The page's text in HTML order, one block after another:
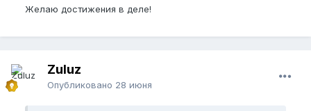
Желаю достижения в деле!
Zuluz
Опубликовано 28 июня